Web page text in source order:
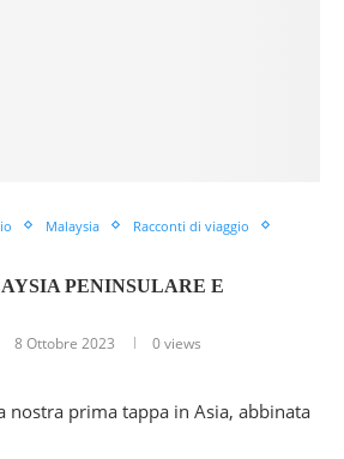
Malaysia
Racconti di viaggio
PENINSULARE E
8 Ottobre 2023 0 views
nostra prima tappa in Asia, abbinata